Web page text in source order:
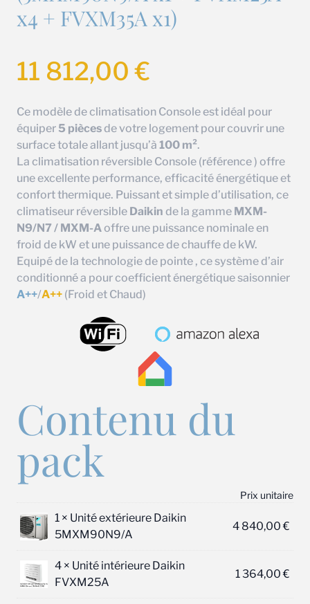
x4 + FVXM35A x1)
11 812,00€
Ce modèle de climatisation Console est idéal pour
équiper 5 piècesde votre logement pour couvrir une
surface totale allant jusqu’à 100 m².
La climatisation réversible Console (référence ) offre
une excellente performance, efficacité énergétique et
confort thermique. Puissant et simple d’utilisation, ce
climatiseur réversible Daikin de la gamme MXM-
N9/N7 / MXM-Aoffre une puissance nominale en
froid de kW et une puissance de chauffe de kW.
Equipé de la technologie de pointe , ce système d’air
conditionné a pour coefficient énergétique saisonnier
A++/A++ (Froid et Chaud)
Contenu du
pack
Prix unitaire
1 × Unité extérieure Daikin
5MXM90N9/A
4 840,00€
4 × Unité intérieure Daikin
FVXM25A
1 364,00€